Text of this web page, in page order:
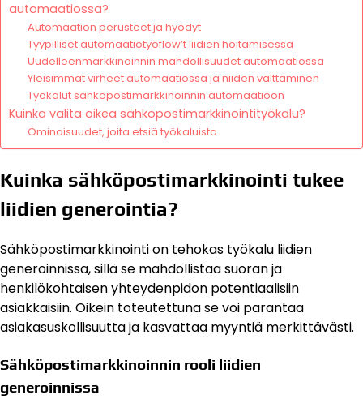
automaatiossa?
Automaation perusteet ja hyödyt
Tyypilliset automaatiotyöflow’t liidien hoitamisessa
Uudelleenmarkkinoinnin mahdollisuudet automaatiossa
Yleisimmät virheet automaatiossa ja niiden välttäminen
Työkalut sähköpostimarkkinoinnin automaatioon
Kuinka valita oikea sähköpostimarkkinointityökalu?
Ominaisuudet, joita etsiä työkaluista
Kuinka sähköpostimarkkinointi tukee
liidien generointia?
Sähköpostimarkkinointi on tehokas työkalu liidien
generoinnissa, sillä se mahdollistaa suoran ja
henkilökohtaisen yhteydenpidon potentiaalisiin
asiakkaisiin. Oikein toteutettuna se voi parantaa
asiakasuskollisuutta ja kasvattaa myyntiä merkittävästi.
Sähköpostimarkkinoinnin rooli liidien
generoinnissa